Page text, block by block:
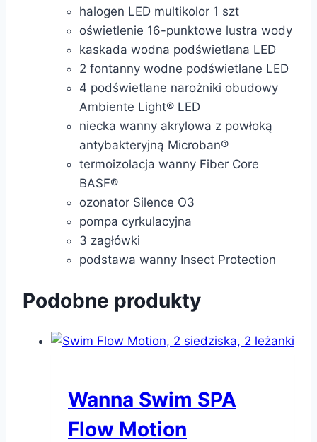
halogen LED multikolor 1 szt
oświetlenie 16-punktowe lustra wody
kaskada wodna podświetlana LED
2 fontanny wodne podświetlane LED
4 podświetlane narożniki obudowy
Ambiente Light® LED
niecka wanny akrylowa z powłoką
antybakteryjną Microban®
termoizolacja wanny Fiber Core
BASF®
ozonator Silence O3
pompa cyrkulacyjna
3 zagłówki
podstawa wanny Insect Protection
Podobne produkty
Wanna Swim SPA
Flow Motion